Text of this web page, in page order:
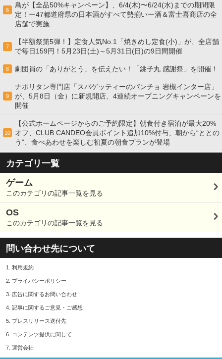
6
鳥が【全品50%キャンペーン】、6/4(木)〜6/24(水)までの期間限
定！ー47都道府県の日本酒がすべて勢揃いー酒＆富士喜商店の全
店舗で実施
7
【半額祭第5弾！】定食人気No.1「焼きめし定食(小)」が、全店舗
で毎日159円！5月23日(土)～5月31日(日)の9日間開催
8 劇団員の「ありがとう」を伝えたい！「銚子丸 感謝祭」を開催！
9
ナポリタン専門店「スパゲッティーのパンチョ 岩槻インター店」
が、5月8日（金）に新規開店、4連続オープニングキャンペーンを
開催
10
【公式ホームページからのご予約限定】朝食付き宿泊が最大20%
オフ、CLUB CANDEO会員ポイント追加10%付与、朝から“ととの
う”、食べあわせを楽しむ初夏の朝食プランが登場
カテゴリ一覧
ゲーム
このカテゴリの記事一覧を見る
OS
このカテゴリの記事一覧を見る
問い合わせ先について
1. 利用規約
2. プライバシーポリシー
3. 広告に関するお問い合わせ
4. 記事に関するご意見・ご感想
5. プレスリリース送付先
6. コンテンツ提供に関して
7. 運営会社